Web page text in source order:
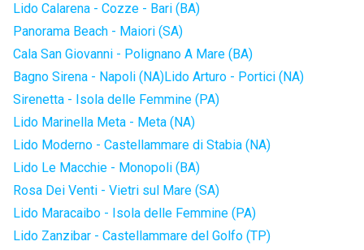
Lido Calarena - Cozze - Bari (BA)
Panorama Beach - Maiori (SA)
Cala San Giovanni - Polignano A Mare (BA)
Bagno Sirena - Napoli (NA)Lido Arturo - Portici (NA)
Sirenetta - Isola delle Femmine (PA)
Lido Marinella Meta - Meta (NA)
Lido Moderno - Castellammare di Stabia (NA)
Lido Le Macchie - Monopoli (BA)
Rosa Dei Venti - Vietri sul Mare (SA)
Lido Maracaibo - Isola delle Femmine (PA)
Lido Zanzibar - Castellammare del Golfo (TP)